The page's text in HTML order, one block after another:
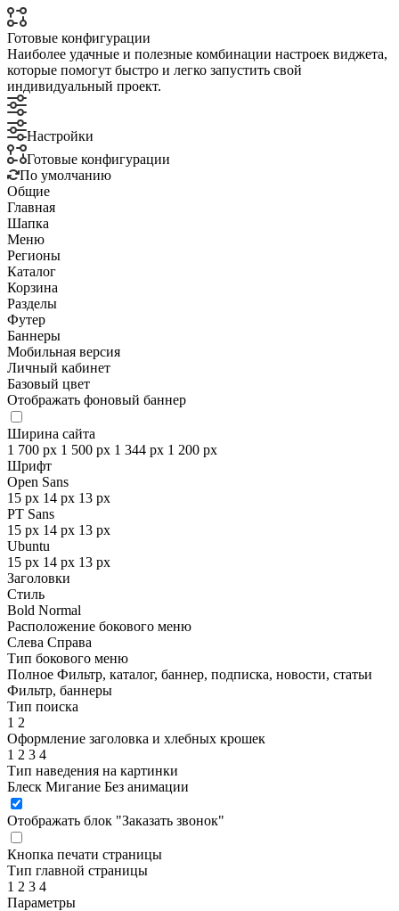
Готовые конфигурации
Наиболее удачные и полезные комбинации настроек виджета,
которые помогут быстро и легко запустить свой
индивидуальный проект.
Настройки
Готовые конфигурации
По умолчанию
Общие
Главная
Шапка
Меню
Регионы
Каталог
Корзина
Разделы
Футер
Баннеры
Мобильная версия
Личный кабинет
Базовый цвет
Отображать фоновый баннер
Ширина сайта
1 700 px 1 500 px 1 344 px 1 200 px
Шрифт
Open Sans
15 px 14 px 13 px
PT Sans
15 px 14 px 13 px
Ubuntu
15 px 14 px 13 px
Заголовки
Стиль
Bold Normal
Расположение бокового меню
Слева Справа
Тип бокового меню
Полное Фильтр, каталог, баннер, подписка, новости, статьи
Фильтр, баннеры
Тип поиска
1 2
Оформление заголовка и хлебных крошек
1 2 3 4
Тип наведения на картинки
Блеск Мигание Без анимации
Отображать блок "Заказать звонок"
Кнопка печати страницы
Тип главной страницы
1 2 3 4
Параметры